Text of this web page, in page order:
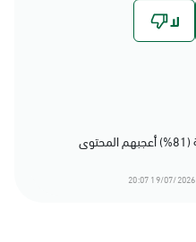
19/07/2026 20:07